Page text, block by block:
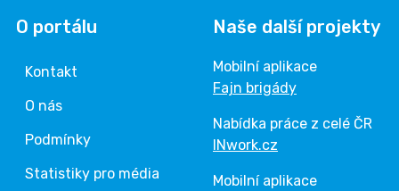
O portálu
Kontakt
O nás
Podmínky
Statistiky pro média
Naše další projekty
Mobilní aplikace
Fajn brigády
Nabídka práce z celé ČR
INwork.cz
Mobilní aplikace